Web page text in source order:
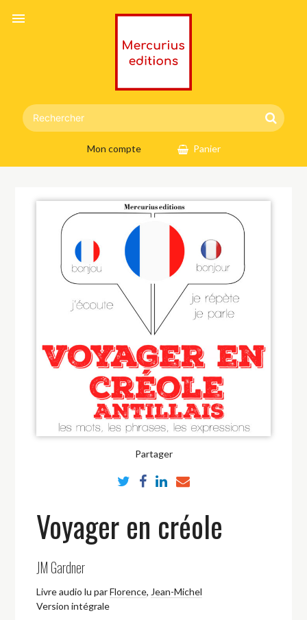
menu
Mon compte Panier
Partager
Voyager en créole
JM Gardner
Livre audio lu parFlorence, Jean-Michel
Version intégrale